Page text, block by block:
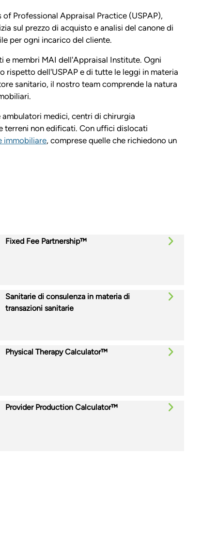
Professional Appraisal Practice (USPAP),
sul prezzo di acquisto e analisi del canone di
per ogni incarico del cliente.
membri MAI dell'Appraisal Institute. Ogni
rispetto dell'USPAP e di tutte le leggi in materia
sanitario, il nostro team comprende la natura
medici, centri di chirurgia
terreni non edificati. Con uffici dislocati
immobiliare, comprese quelle che richiedono un
Fixed Fee Partnership™
Sanitarie di consulenza in materia di
transazioni sanitarie
Physical Therapy Calculator™
Provider Production Calculator™